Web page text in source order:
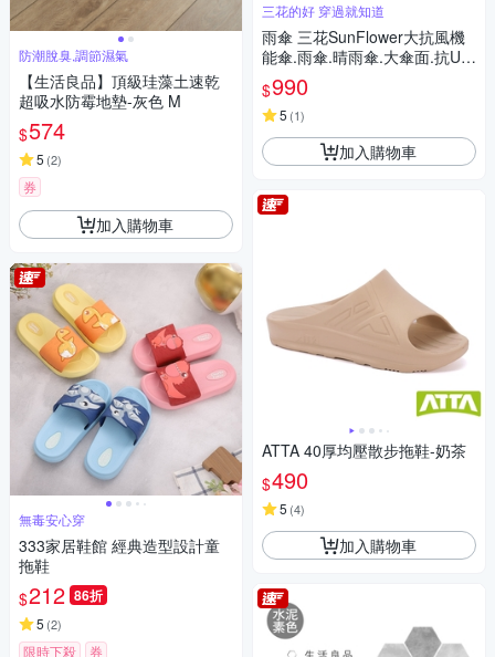
防潮脫臭,調節濕氣
【生活良品】頂級珪藻土速乾
超吸水防霉地墊-灰色 M
$574
5 (2)
券
加入購物車
無毒安心穿
333家居鞋館 經典造型設計童
拖鞋
$212 86折
5 (2)
限時下殺 券
三花的好 穿過就知道
雨傘 三花SunFlower大抗風機
能傘.雨傘.晴雨傘.大傘面.抗UV
防曬_迷霧灰
$990
5 (1)
加入購物車
ATTA 40厚均壓散步拖鞋-奶茶
$490
5 (4)
加入購物車